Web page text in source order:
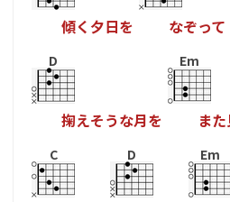
傾く 夕日を なぞって
D
掬えそうな月を
Em
また
C D Em